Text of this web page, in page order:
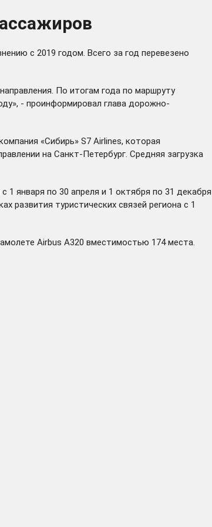
с 2019 годом. Всего за год перевезено
По итогам года по маршруту
- проинформировал глава дорожно-
«Сибирь» S7 Airlines, которая
на Санкт-Петербург. Средняя загрузка
1 января по 30 апреля и 1 октября по 31 декабря
туристических связей региона с 1
Airbus A320 вместимостью 174 места.